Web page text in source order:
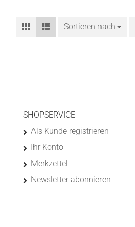
Sortieren nach
Sortieren nach
SHOPSERVICE
Als Kunde registrieren
Ihr Konto
Merkzettel
Newsletter abonnieren